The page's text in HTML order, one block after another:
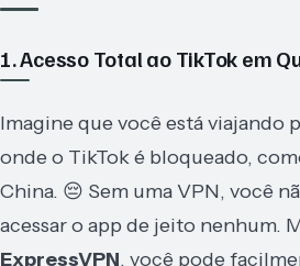
1. Acesso Total ao TikTok em
Imagine que você está viajando
onde o TikTok é bloqueado,
China. 😔 Sem uma VPN, você
acessar o app de jeito nenhum.
ExpressVPN, você pode